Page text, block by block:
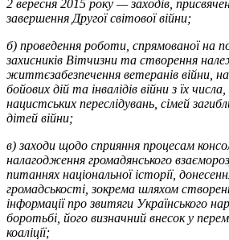
2 вересня 2015 року — заходів,
завершення Другої світової війни;
б) проведення роботи, спрямованої на
захисників Вітчизни та створення
життєзабезпечення ветеранів війни,
бойових дій та інвалідів війни з їх
нацистських переслідувань, сімей
дітей війни;
в) заходи щодо сприяння процесам
налагодження громадянського
питаннях національної історії,
громадськості, зокрема шляхом
інформації про звитяги Українського
боротьбі, його визначний внесок у
коаліції;